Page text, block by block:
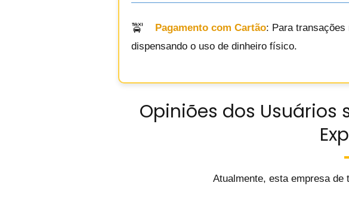
Pagamento com Cartão: Para
dispensando o uso de dinheiro físico.
Opiniões dos Usuários
Atualmente, esta empresa de